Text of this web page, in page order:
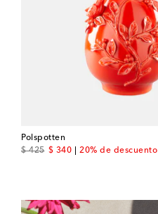
Polspotten
$ 425
original price
$ 340
discount price20% de descuento